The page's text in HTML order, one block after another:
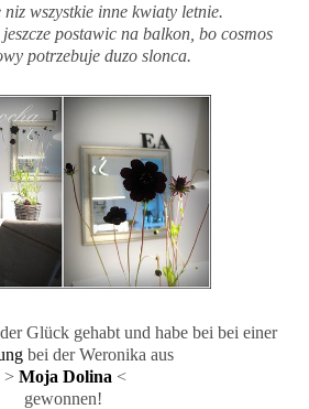
wszystkie inne kwiaty letnie.
postawic na balkon, bo cosmos
potrzebuje duzo slonca.
Glück gehabt und habe bei bei einer
bei der Weronika aus
> Moja Dolina <
gewonnen!